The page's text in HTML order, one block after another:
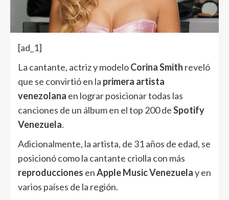
[ad_1]
La cantante, actriz y modeloCorina Smith reveló
que se convirtió en la primera artista
venezolana en lograr posicionar todas las
canciones de un álbum en el top 200 deSpotify
Venezuela.
Adicionalmente, la artista, de 31 años de edad, se
posicionó como la cantante criolla con más
reproducciones enApple Music Venezuelay en
varios países de la región.